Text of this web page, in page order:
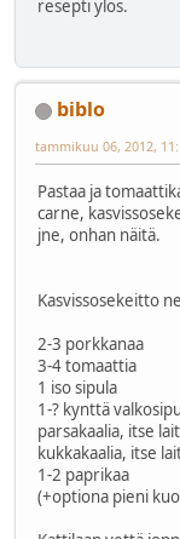
resepti ylös.
biblo
tammikuu 06, 2012,
Pastaa ja
carne,
jne, onhan näitä.
Kasvissosekeitto
2-3 porkkanaa
3-4 tomaattia
1 iso sipula
1-? kynttä
parsakaalia, itse
kukkakaalia, itse
1-2 paprikaa
(+optiona pieni